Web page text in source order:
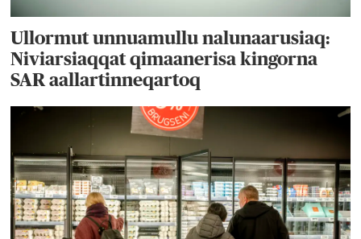
Ullormut unnuamullu nalunaarusiaq:
Niviarsiaqqat qimaanerisa kingorna
SAR aallartinneqartoq